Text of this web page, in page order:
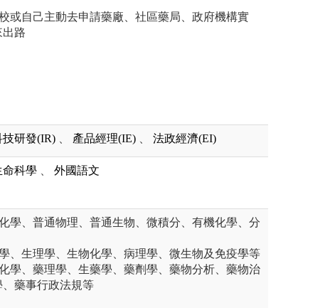
或自己主動去申請藥廠、社區藥局、政府機構實
出路
技研發(IR) 產品經理(IE) 法政經濟(EI)
命科學 外國語文
學、普通物理、普通生物、微積分、有機化學、分
、生理學、生物化學、病理學、微生物及免疫學等
學、藥理學、生藥學、藥劑學、藥物分析、藥物治
藥事行政法規等